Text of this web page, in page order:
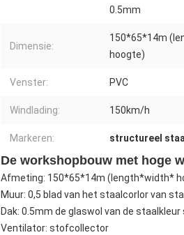
0.5mm
Dimensie:
150*65*14m
hoogte)
Venster: PVC
Windlading: 150km/h
Markeren: structureel
De workshopbouw met hoge
Afmeting: 150*65*14m (length*width*
Muur: 0,5 blad van het staalcorlor van
Dak: 0.5mm de glaswol van de
Ventilator: stofcollector